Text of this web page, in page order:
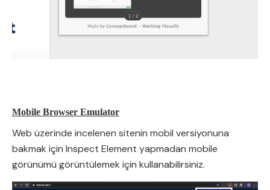
Mobile Browser Emulator
Web üzerinde incelenen sitenin mobil versiyonuna
bakmak için Inspect Element yapmadan mobile
görünümü görüntülemek için kullanabilirsiniz.